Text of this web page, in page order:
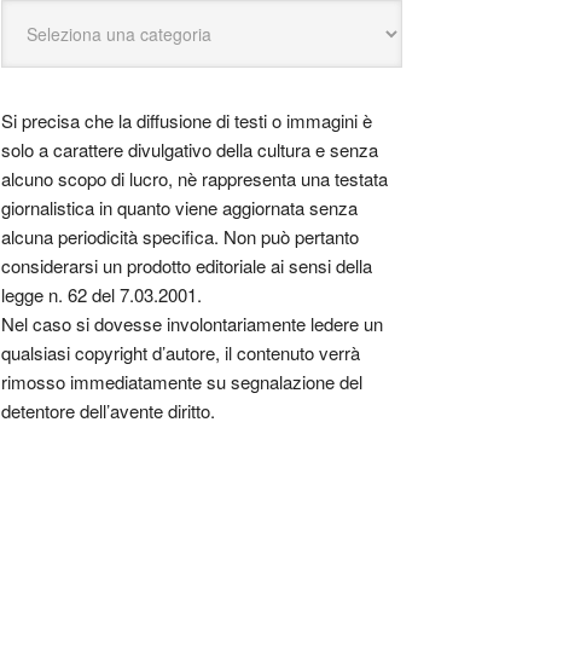
Si precisa che la diffusione di testi o immagini è
solo a carattere divulgativo della cultura e senza
alcuno scopo di lucro, nè rappresenta una testata
giornalistica in quanto viene aggiornata senza
alcuna periodicità specifica. Non può pertanto
considerarsi un prodotto editoriale ai sensi della
legge n. 62 del 7.03.2001.
Nel caso si dovesse involontariamente ledere un
qualsiasi copyright d’autore, il contenuto verrà
rimosso immediatamente su segnalazione del
detentore dell’avente diritto.